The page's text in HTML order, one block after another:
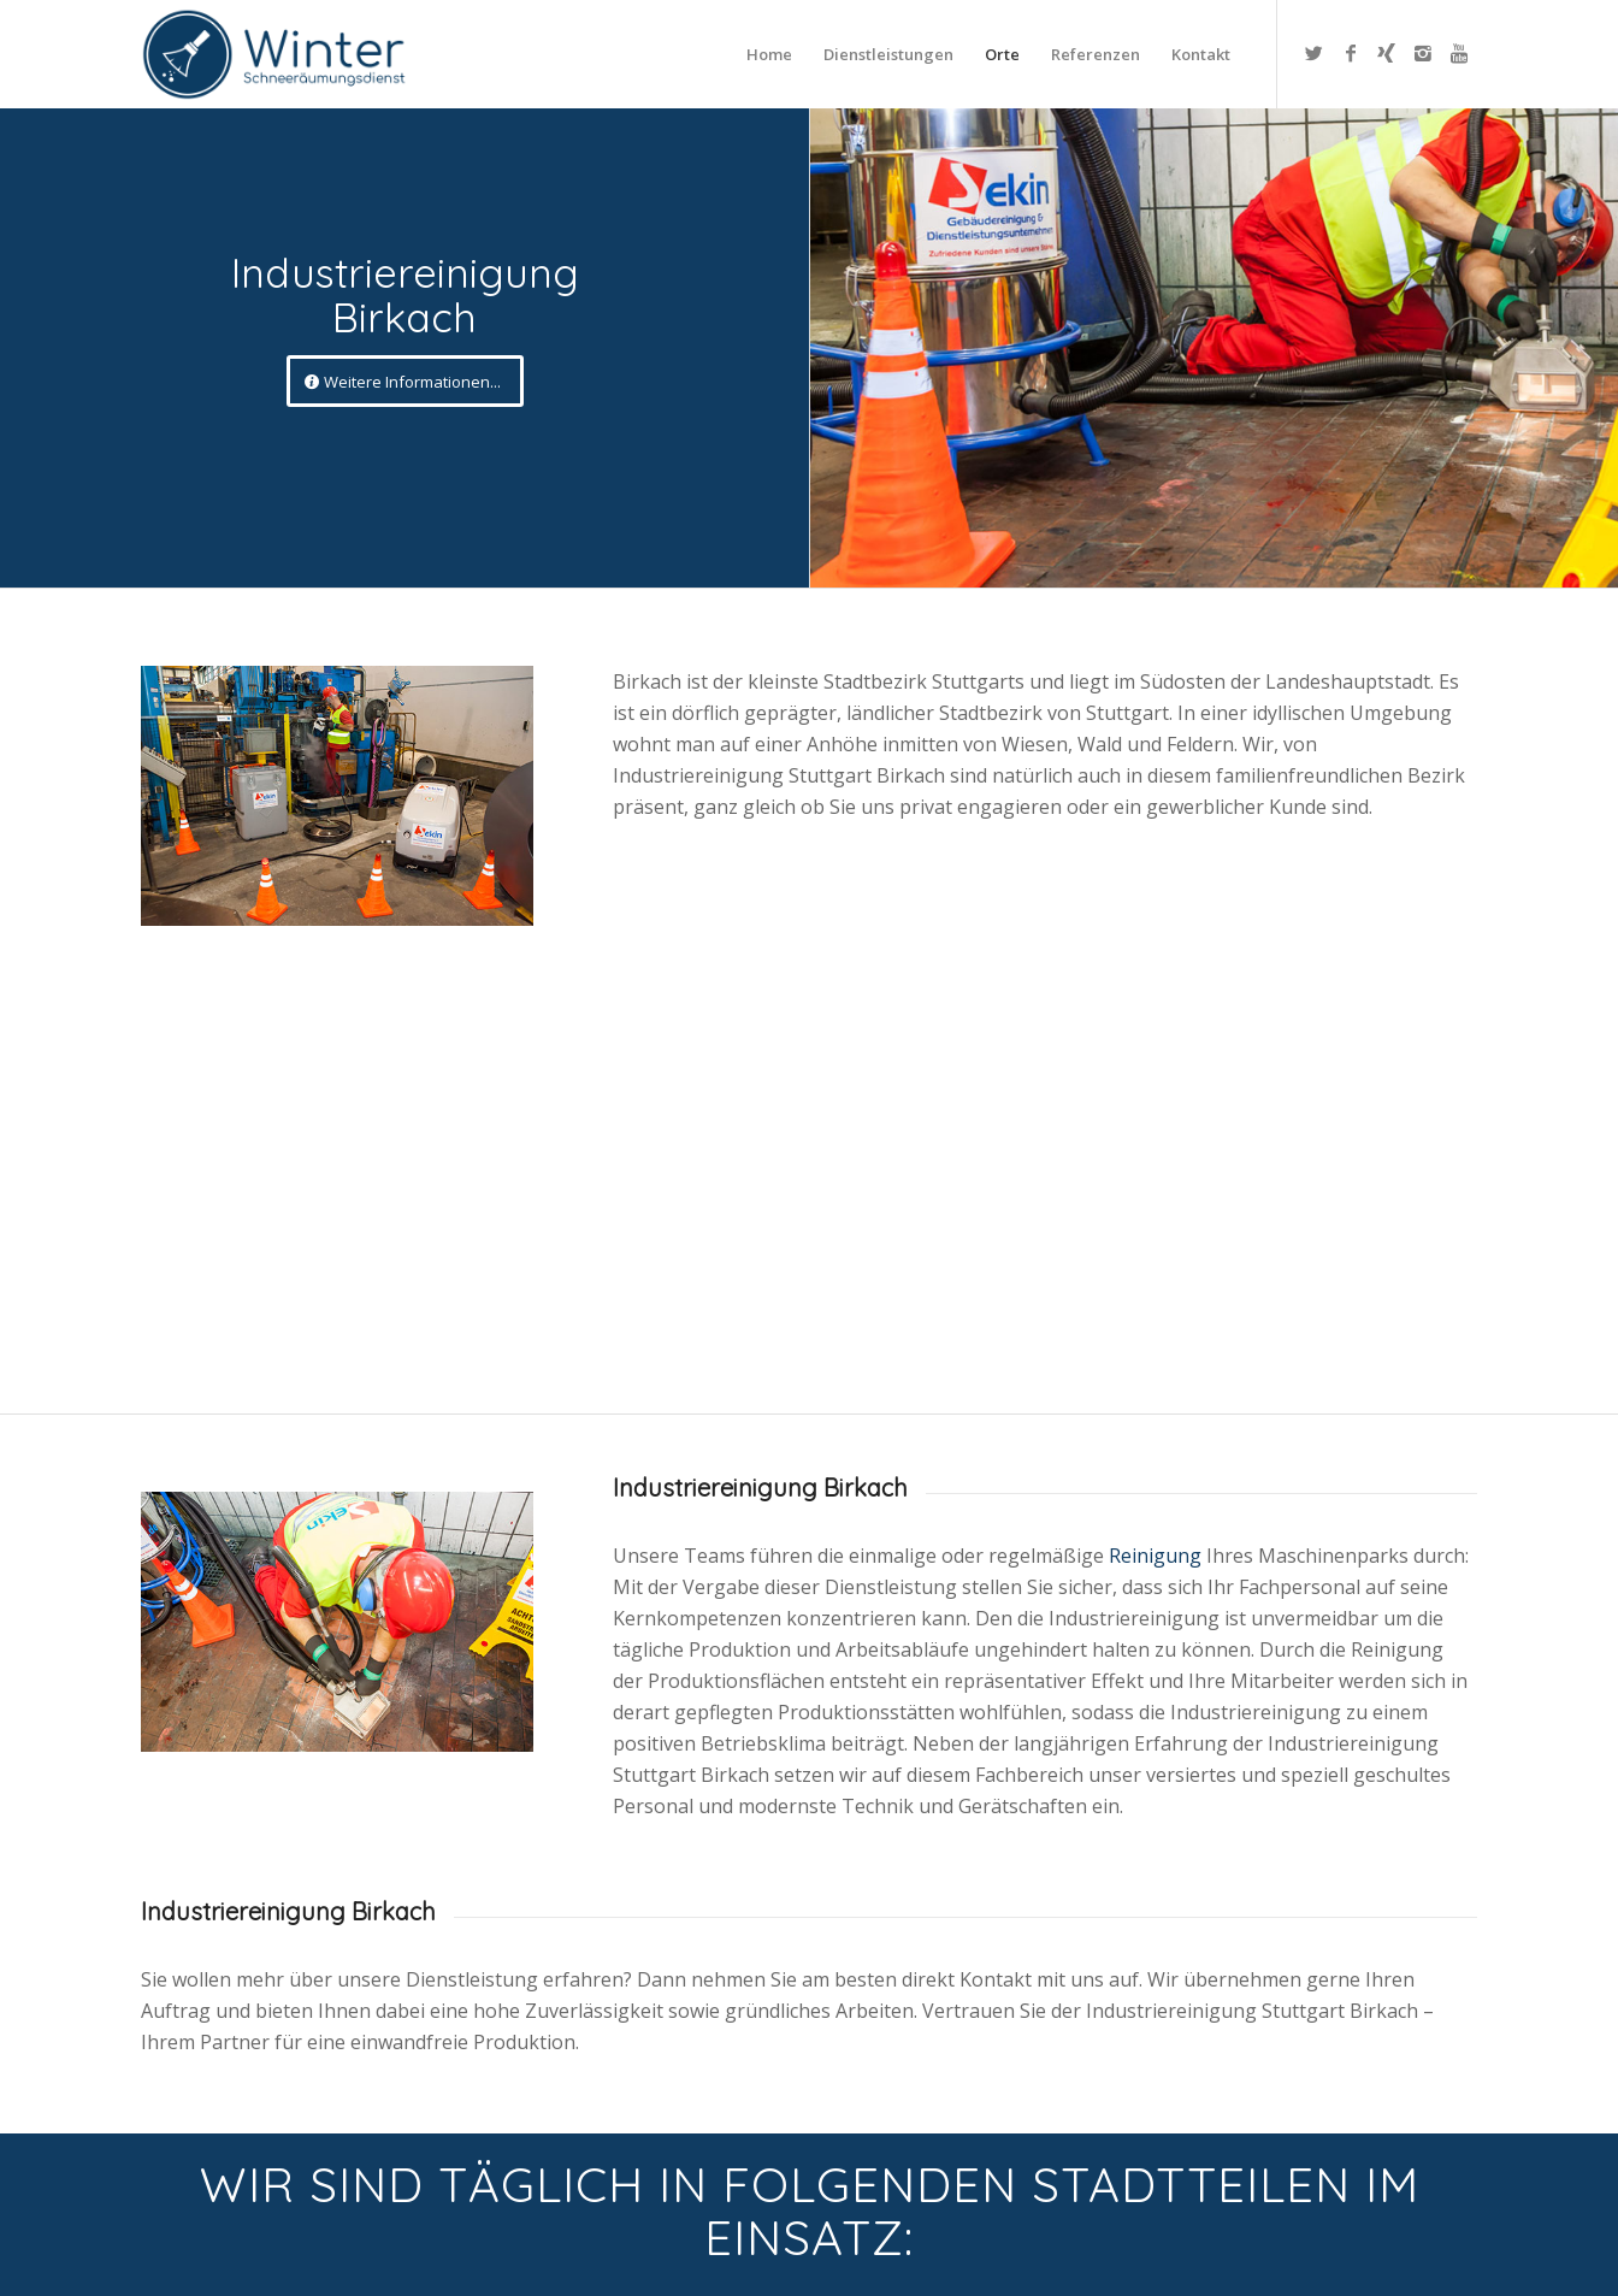
Home Dienstleistungen Orte Referenzen Kontakt
Industriereinigung
Birkach
Weitere Informationen...
Birkach ist der kleinste Stadtbezirk Stuttgarts und liegt im Südosten der Landeshauptstadt. Es
ist ein dörflich geprägter, ländlicher Stadtbezirk von Stuttgart. In einer idyllischen Umgebung
wohnt man auf einer Anhöhe inmitten von Wiesen, Wald und Feldern. Wir, von
Industriereinigung Stuttgart Birkach sind natürlich auch in diesem familienfreundlichen Bezirk
präsent, ganz gleich ob Sie uns privat engagieren oder ein gewerblicher Kunde sind.
Industriereinigung Birkach
Unsere Teams führen die einmalige oder regelmäßige Reinigung Ihres Maschinenparks durch:
Mit der Vergabe dieser Dienstleistung stellen Sie sicher, dass sich Ihr Fachpersonal auf seine
Kernkompetenzen konzentrieren kann. Den die Industriereinigung ist unvermeidbar um die
tägliche Produktion und Arbeitsabläufe ungehindert halten zu können. Durch die Reinigung
der Produktionsflächen entsteht ein repräsentativer Effekt und Ihre Mitarbeiter werden sich in
derart gepflegten Produktionsstätten wohlfühlen, sodass die Industriereinigung zu einem
positiven Betriebsklima beiträgt. Neben der langjährigen Erfahrung der Industriereinigung
Stuttgart Birkach setzen wir auf diesem Fachbereich unser versiertes und speziell geschultes
Personal und modernste Technik und Gerätschaften ein.
Industriereinigung Birkach
Sie wollen mehr über unsere Dienstleistung erfahren? Dann nehmen Sie am besten direkt Kontakt mit uns auf. Wir übernehmen gerne Ihren
Auftrag und bieten Ihnen dabei eine hohe Zuverlässigkeit sowie gründliches Arbeiten. Vertrauen Sie der Industriereinigung Stuttgart Birkach –
Ihrem Partner für eine einwandfreie Produktion.
WIR SIND TÄGLICH IN FOLGENDEN STADTTEILEN IM
EINSATZ: